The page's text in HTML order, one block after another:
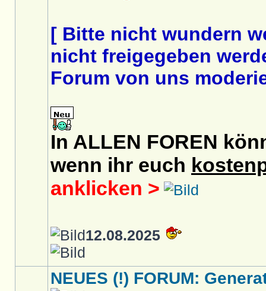
[ Bitte nicht wundern
nicht freigegeben
Forum von uns
In ALLEN FOREN
wenn ihr euch
anklicken >
12.08.2025
NEUES (!) FORUM: